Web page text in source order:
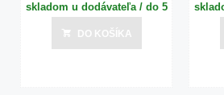
skladom u dodávateľa / do 5
dní
Posledná aktualizácia dnes o 14:00
DO KOŠÍKA